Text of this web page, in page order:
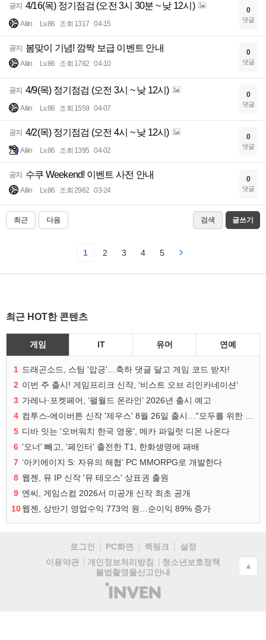
공지 4/16(목) 정기점검 (오전 3시 30분 ~ 낮 12시)
Aliin Lv.86 조회 1317 04-15
0
댓글
공지 봄맞이 기념! 깜짝 보급 이벤트 안내
Aliin Lv.86 조회 1782 04-10
0
댓글
공지 4/9(목) 정기점검 (오전 3시 ~ 낮 12시)
Aliin Lv.86 조회 1559 04-07
0
댓글
공지 4/2(목) 정기점검 (오전 4시 ~ 낮 12시)
Aliin Lv.86 조회 1395 04-02
0
댓글
공지 수쿠 Weekend! 이벤트 사전 안내
Aliin Lv.86 조회 2962 03-24
0
댓글
최근 다음 검색 글쓰기
1 2 3 4 5
최근 HOT한 콘텐츠
게임 IT 유머 연예
1 드래곤소드, 스팀 '압긍'…축하 댓글 달고 게임 코드 받자!
2 이번 주 출시! 게임프리크 신작, '비스트 오브 리인카네이션'
3 가레나·포켓페어, ‘팰월드 온라인’ 2026년 출시 예고
4
5 디바 잇는 '오버워치 한국 영웅', 메카 파일럿 디몬 나온다
6 '오너' 빼고, '페인터' 출전한 T1, 한화생명에 패배
7 ‘아키에이지 S: 자유의 해협’ PC MMORPG로 개발한다
8 웹젠, 뮤 IP 신작 '뮤 테오스' 상표권 출원
9 엔씨, 게임스컴 2026서 미공개 신작 최초 공개
10웹젠, 상반기 영업수익 773억 원…순이익 89% 증가
로그인 PC화면 퀵링크
설정
이용약관
개인정보처리방침
청소년보호정책
불법촬영물신고안내
(주)
인
▲